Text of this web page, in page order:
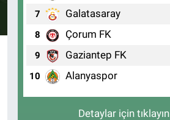
7 Galatasaray
8 Çorum FK
9 Gaziantep FK
10 Alanyaspor
Detaylar için tıklayın